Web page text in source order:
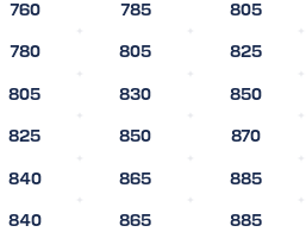
760 785 805
780 805 825
805 830 850
825 850 870
840 865 885
840 865 885